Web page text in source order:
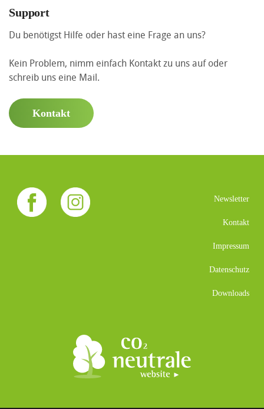
Support
Du benötigst Hilfe oder hast eine Frage an uns?
Kein Problem, nimm einfach Kontakt zu uns auf oder
schreib uns eine Mail.
Kontakt
Newsletter
Kontakt
Impressum
Datenschutz
Downloads